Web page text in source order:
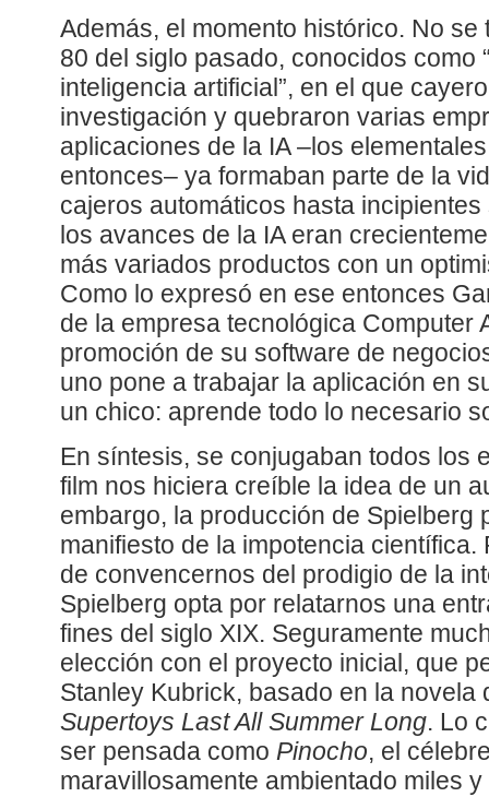
Además, el momento histórico. No
80 del siglo pasado, conocidos como
inteligencia artificial”, en el que
investigación y quebraron varias
aplicaciones de la IA –los
entonces– ya formaban parte de la
cajeros automáticos hasta
los avances de la IA eran
más variados productos con un
Como lo expresó en ese entonces
de la empresa tecnológica Computer
promoción de su software de
uno pone a trabajar la aplicación en
un chico: aprende todo lo necesario
En síntesis, se conjugaban todos los
film nos hiciera creíble la idea de un
embargo, la producción de Spielberg
manifiesto de la impotencia científica.
de convencernos del prodigio de la
Spielberg opta por relatarnos una
fines del siglo XIX. Seguramente
elección con el proyecto inicial, que
Stanley Kubrick, basado en la novela
Supertoys Last All Summer Long. Lo
ser pensada como Pinocho, el
maravillosamente ambientado miles